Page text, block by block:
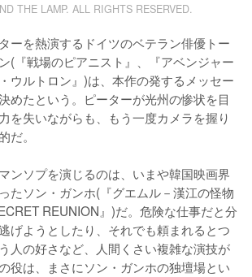
THE LAMP. ALL RIGHTS RESERVED.
ーを熱演するドイツのベテラン俳優トー
(『戦場のピアニスト』、『アベンジャー
ウルトロン』)は、本作の発するメッセー
めたという。ピーターが光州の惨状を目
を失いながらも、もう一度カメラを握り
。
ンソプを演じるのは、いまや韓国映画界
たソン・ガンホ(『グエムル－漢江の怪物
REUNION』)だ。危険な仕事だと分
げようとしたり、それでも頼まれるとつ
人の好さなど、人間くさい複雑な演技が
役は、まさにソン・ガンホの独壇場とい